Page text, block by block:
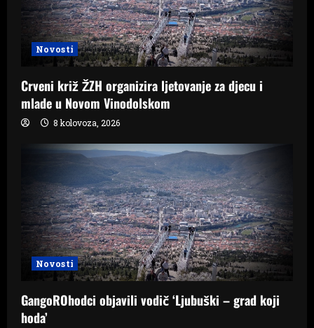
Novosti
Crveni križ ŽZH organizira ljetovanje za djecu i
mlade u Novom Vinodolskom
8 kolovoza, 2026
Novosti
GangoROhodci objavili vodič ‘Ljubuški – grad koji
hoda’